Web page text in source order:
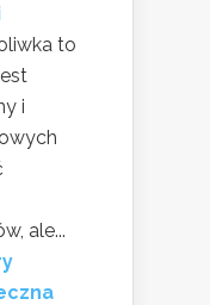
to
i
ale...